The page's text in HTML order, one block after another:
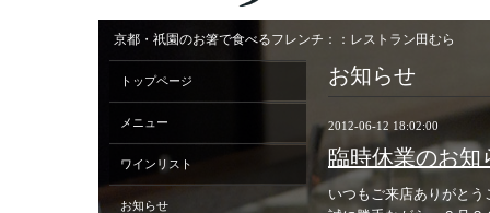
京都・祇園のお箸で食べるフレンチ：：レストラン田むら
お知らせ
2012-06-12 18:02:00
臨時休業のお知
いつもご来店ありがとう
トップページ
メニュー
ワインリスト
お知らせ